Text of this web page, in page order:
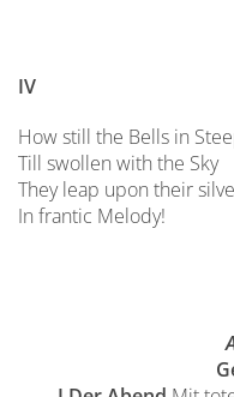
IV
How still the Bells in
Till swollen with the Sky
They leap upon their
In frantic Melody!